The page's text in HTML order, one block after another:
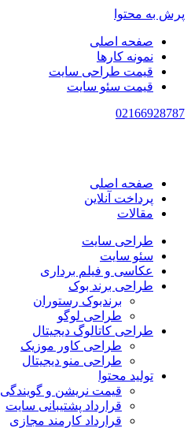
پرش به محتوا
صفحه اصلی
نمونه کارها
قیمت طراحی سایت
قیمت سئو سایت
02166928787
صفحه اصلی
پرداخت آنلاین
مقالات
طراحی سایت
سئو سایت
عکاسی و فیلم برداری
طراحی برند بوک
برندبوک رستوران
طراحی لوگو
طراحی کاتالوگ دیجیتال
طراحی کاور موزیک
طراحی منو دیجیتال
تولید محتوا
قیمت نریشن و گویندگی
قرارداد پشتیبانی سایت
قرارداد کارمند مجازی